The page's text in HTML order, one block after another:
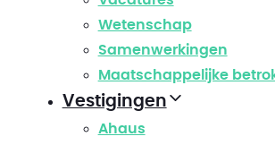
Wetenschap
Samenwerkingen
Maatschappelijke
Vestigingen
Ahaus